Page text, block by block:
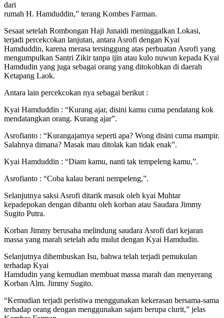
dari
rumah H. Hamduddin,” terang Kombes Farman.
Sesaat setelah Rombongan Haji Junaidi meninggalkan Lokasi,
terjadi percekcokan lanjutan, antara Asrofi dengan Kyai
Hamduddin, karena merasa tersinggung atas perbuatan Asrofi yang
mengumpulkan Santri Zikir tanpa ijin atau kulo nuwun kepada Kyai
Hamdudin yang juga sebagai orang yang ditokohkan di daerah
Ketapang Laok.
Antara lain percekcokan nya sebagai berikut :
Kyai Hamduddin : “Kurang ajar, disini kamu cuma pendatang kok
mendatangkan orang. Kurang ajar”.
Asrofianto : “Kurangajarnya seperti apa? Wong disini cuma mampir.
Salahnya dimana? Masak mau ditolak kan tidak enak”.
Kyai Hamduddin : “Diam kamu, nanti tak tempeleng kamu,”.
Asrofianto : “Coba kalau berani nempeleng,”.
Selanjutnya saksi Asrofi ditarik masuk oleh kyai Muhtar
kepadepokan dengan dibantu oleh korban atau Saudara Jimmy
Sugito Putra.
Korban Jimmy berusaha melindung saudara Asrofi dari kejaran
massa yang marah setelah adu mulut dengan Kyai Hamdudin.
Selanjutnya dihembuskan Isu, bahwa telah terjadi pemukulan
terhadap Kyai
Hamdudin yang kemudian membuat massa marah dan menyerang
Korban Alm. Jimmy Sugito.
“Kemudian terjadi peristiwa menggunakan kekerasan bersama-sama
terhadap orang dengan menggunakan sajam berupa clurit,” jelas